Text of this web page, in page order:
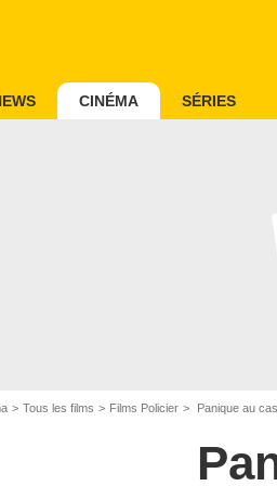
CINÉMA SÉRIES
Tous les films Films Policier Panique au